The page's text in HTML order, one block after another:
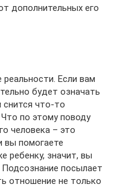
дополнительных его
Если вам
будет означать
что-то
по этому поводу
человека – это
вы помогаете
ребенку, значит, вы
Подсознание посылает
отношение не только